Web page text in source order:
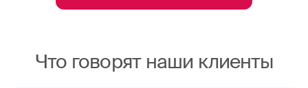
Что говорят наши клиенты